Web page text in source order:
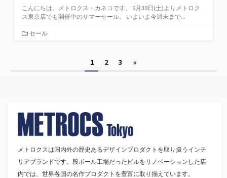
こんにちは、メトロクス・カネコです。 6月30日(土)よりメトロク
ス東京店でも開催中のサマーセール。 いよいよ今週末まで...
カ
ー
セール
ペ
ー
ジ
送
1 2 3 »
メトロクスは国内外の歴史あるデザインプロダクトを取り扱うインテ
リアブランドです。段ボール工場だったビルをリノベーションした店
内では、世界各国の名作プロダクトを豊富に取り揃えています。